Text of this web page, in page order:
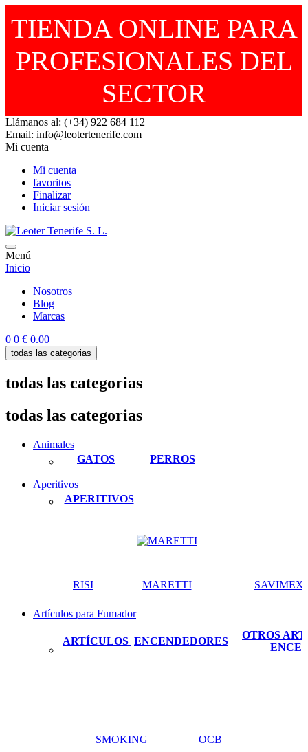
TIENDA ONLINE PARA
PROFESIONALES DEL
SECTOR
Llámanos al: (+34) 922 684 112
Email: info@leotertenerife.com
Mi cuenta
Mi cuenta
favoritos
Finalizar
Iniciar sesión
Menú
Inicio
Nosotros
Blog
Marcas
0 0 € 0.00
todas las categorias
todas las categorias
todas las categorias
Animales
GATOS
PERROS
Aperitivos
APERITIVOS
RISI MARETTI SAVIMEX
Artículos para Fumador
ARTÍCULOS ENCENDEDORES
OTROS
SMOKING OCB